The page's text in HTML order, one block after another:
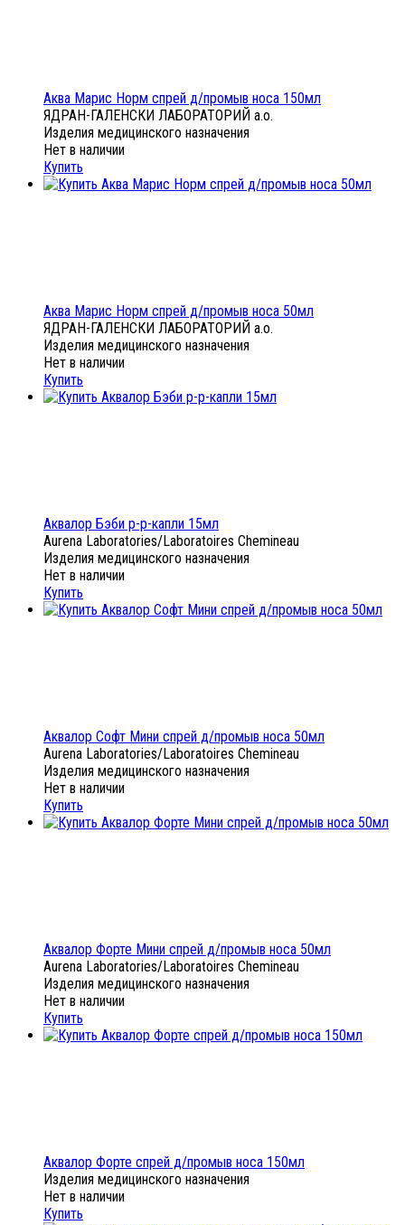
Аква Марис Норм спрей д/промыв носа 150мл
ЯДРАН-ГАЛЕНСКИ ЛАБОРАТОРИЙ а.о.
Изделия медицинского назначения
Нет в наличии
Купить
Аква Марис Норм спрей д/промыв носа 50мл
ЯДРАН-ГАЛЕНСКИ ЛАБОРАТОРИЙ а.о.
Изделия медицинского назначения
Нет в наличии
Купить
Аквалор Бэби р-р-капли 15мл
Aurena Laboratories/Laboratoires Chemineau
Изделия медицинского назначения
Нет в наличии
Купить
Аквалор Софт Мини спрей д/промыв носа 50мл
Aurena Laboratories/Laboratoires Chemineau
Изделия медицинского назначения
Нет в наличии
Купить
Аквалор Форте Мини спрей д/промыв носа 50мл
Aurena Laboratories/Laboratoires Chemineau
Изделия медицинского назначения
Нет в наличии
Купить
Аквалор Форте спрей д/промыв носа 150мл
Изделия медицинского назначения
Нет в наличии
Купить